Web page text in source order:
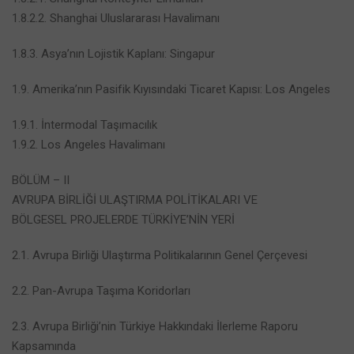
1.8.2.2. Shanghai Uluslararası Havalimanı
1.8.3. Asya’nın Lojistik Kaplanı: Singapur
1.9. Amerika’nın Pasifik Kıyısındaki Ticaret Kapısı: Los Angeles
1.9.1. İntermodal Taşımacılık
1.9.2. Los Angeles Havalimanı
BÖLÜM – II
AVRUPA BİRLİĞİ ULAŞTIRMA POLİTİKALARI VE
BÖLGESEL PROJELERDE TÜRKİYE’NİN YERİ
2.1. Avrupa Birliği Ulaştırma Politikalarının Genel Çerçevesi
2.2. Pan-Avrupa Taşıma Koridorları
2.3. Avrupa Birliği’nin Türkiye Hakkındaki İlerleme Raporu
Kapsamında